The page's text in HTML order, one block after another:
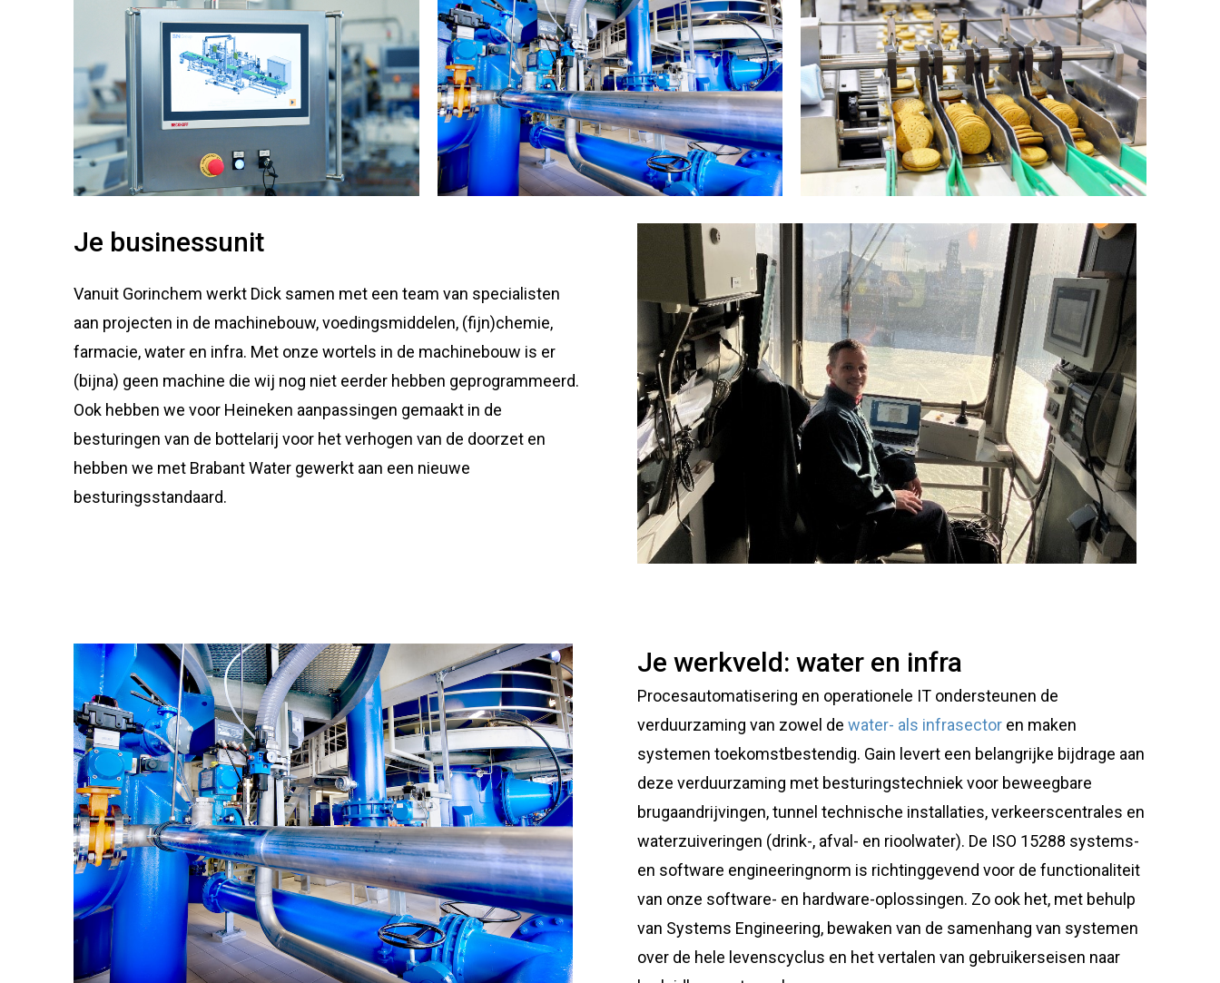
Je businessunit
Vanuit Gorinchem werkt Dick samen met een team van specialisten
aan projecten in de machinebouw, voedingsmiddelen, (fijn)chemie,
farmacie, water en infra. Met onze wortels in de machinebouw is er
(bijna) geen machine die wij nog niet eerder hebben geprogrammeerd.
Ook hebben we voor Heineken aanpassingen gemaakt in de
besturingen van de bottelarij voor het verhogen van de doorzet en
hebben we met Brabant Water gewerkt aan een nieuwe
besturingsstandaard.
Je werkveld: water en infra
Procesautomatisering en operationele IT ondersteunen de
verduurzaming van zowel de water- als infrasector en maken
systemen toekomstbestendig. Gain levert een belangrijke bijdrage aan
deze verduurzaming met besturingstechniek voor beweegbare
brugaandrijvingen, tunnel technische installaties, verkeerscentrales en
waterzuiveringen (drink-, afval- en rioolwater). De ISO 15288 systems-
en software engineeringnorm is richtinggevend voor de functionaliteit
van onze software- en hardware-oplossingen. Zo ook het, met behulp
van Systems Engineering, bewaken van de samenhang van systemen
over de hele levenscyclus en het vertalen van gebruikerseisen naar